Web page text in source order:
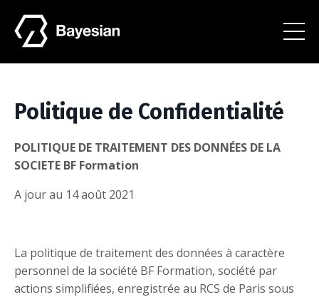
Politique de Confidentialité
POLITIQUE DE TRAITEMENT DES DONNÉES DE LA
SOCIETE BF Formation
A jour au 14 août 2021
La politique de traitement des données à caractère
personnel de la société BF Formation, société par
actions simplifiées, enregistrée au RCS de Paris sous